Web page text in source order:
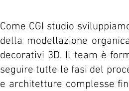
Come CGI studio
della modellazione
decorativi 3D. Il team è
seguire tutte le fasi del
e architetture complesse